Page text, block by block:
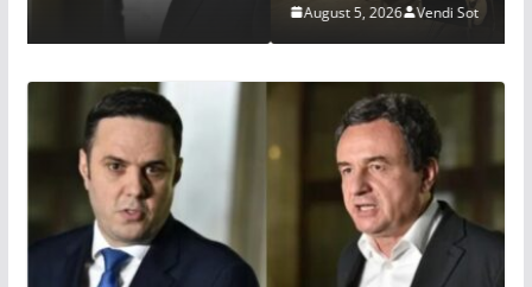
August 5, 2026